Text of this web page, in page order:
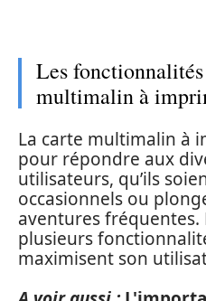
Les
multimalin à
La carte multimalin à
pour répondre aux
utilisateurs, qu’ils
occasionnels ou
aventures
plusieurs
maximisent son